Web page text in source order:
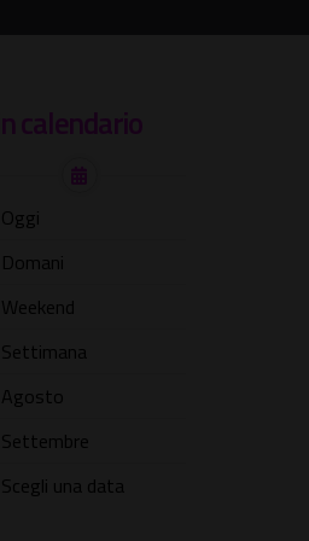
calendario
Oggi
Domani
Weekend
Settimana
Agosto
Settembre
Scegli una data